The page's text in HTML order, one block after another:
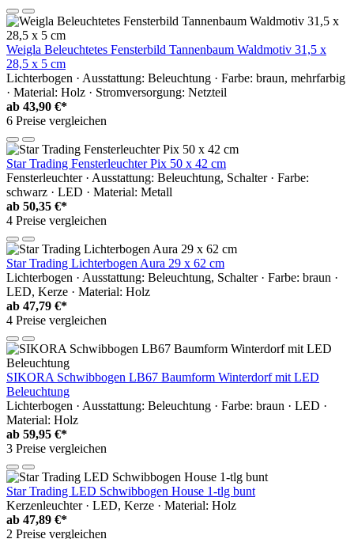
Weigla Beleuchtetes Fensterbild Tannenbaum Waldmotiv 31,5 x
28,5 x 5 cm
Lichterbogen · Ausstattung: Beleuchtung · Farbe: braun, mehrfarbig
· Material: Holz · Stromversorgung: Netzteil
ab 43,90 €*
6 Preise vergleichen
Star Trading Fensterleuchter Pix 50 x 42 cm
Fensterleuchter · Ausstattung: Beleuchtung, Schalter · Farbe:
schwarz · LED · Material: Metall
ab 50,35 €*
4 Preise vergleichen
Star Trading Lichterbogen Aura 29 x 62 cm
Lichterbogen · Ausstattung: Beleuchtung, Schalter · Farbe: braun ·
LED, Kerze · Material: Holz
ab 47,79 €*
4 Preise vergleichen
SIKORA Schwibbogen LB67 Baumform Winterdorf mit LED
Beleuchtung
Lichterbogen · Ausstattung: Beleuchtung · Farbe: braun · LED ·
Material: Holz
ab 59,95 €*
3 Preise vergleichen
Star Trading LED Schwibbogen House 1-tlg bunt
Kerzenleuchter · LED, Kerze · Material: Holz
ab 47,89 €*
2 Preise vergleichen